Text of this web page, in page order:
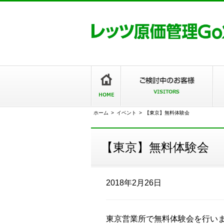
ホーム > イベント > 【東京】無料体験会
【東京】無料体験会
2018年2月26日
東京営業所で無料体験会を行い